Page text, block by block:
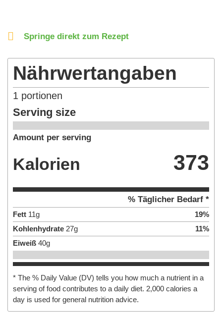
Springe direkt zum Rezept
Nährwertangaben
1 portionen
Serving size
Amount per serving
Kalorien 373
% Täglicher Bedarf *
Fett 11g 19%
Kohlenhydrate 27g 11%
Eiweiß 40g
* The % Daily Value (DV) tells you how much a nutrient in a
serving of food contributes to a daily diet. 2,000 calories a
day is used for general nutrition advice.